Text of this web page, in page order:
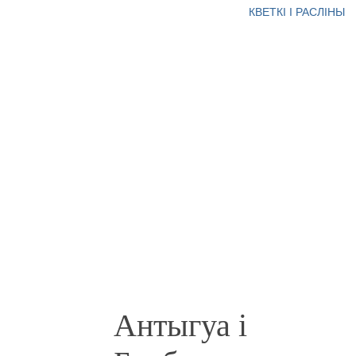
Антыгуа і
КВЕТКІ І РАСЛІНЫ